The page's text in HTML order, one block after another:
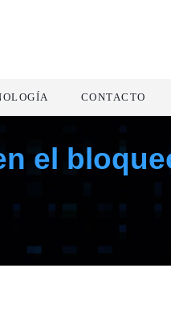
CONTACTO
el